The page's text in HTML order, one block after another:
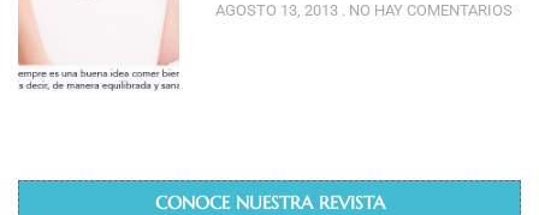
AGOSTO 13, 2013 NO HAY COMENTARIOS
CONOCE NUESTRA REVISTA